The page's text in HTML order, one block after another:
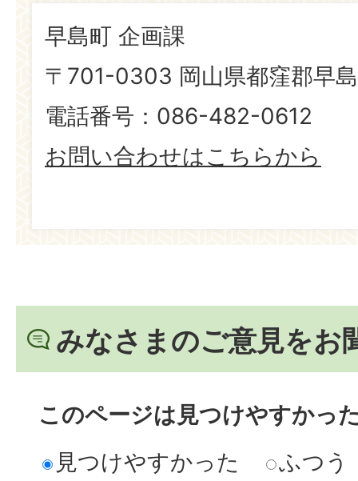
早島町 企画課
〒701-0303 岡山県都窪郡早
電話番号：086-482-0612
お問い合わせはこちらから
みなさまのご意見をお
このページは見つけやすかっ
見つけやすかった
ふつう